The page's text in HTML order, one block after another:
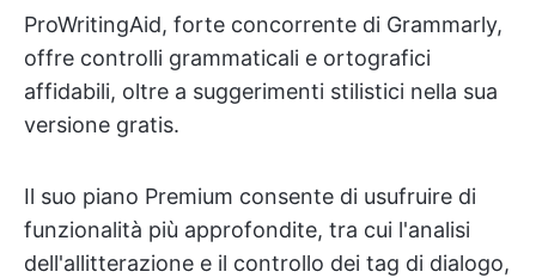
ProWritingAid, forte concorrente di Grammarly,
offre controlli grammaticali e ortografici
affidabili, oltre a suggerimenti stilistici nella sua
versione gratis.
Il suo piano Premium consente di usufruire di
funzionalità più approfondite, tra cui l'analisi
dell'allitterazione e il controllo dei tag di dialogo,